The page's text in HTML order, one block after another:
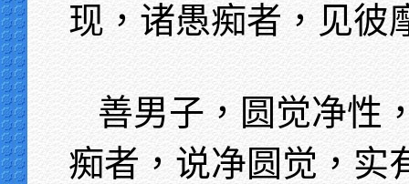
现，诸愚痴者，见彼
善男子，圆觉净性
痴者，说净圆觉，实